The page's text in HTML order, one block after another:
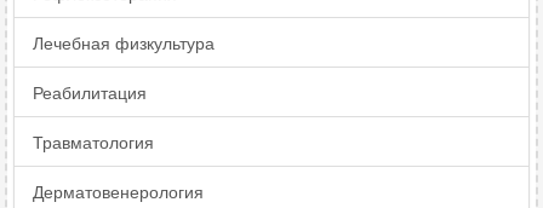
Лечебная физкультура
Реабилитация
Травматология
Дерматовенерология